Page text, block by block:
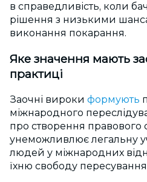
в справедливість, коли
рішення з низькими
виконання покарання.
Яке значення мають
практиці
Заочні вироки формують
міжнародного
про створення правового
унеможливлює легальну
людей у міжнародних
їхню свободу